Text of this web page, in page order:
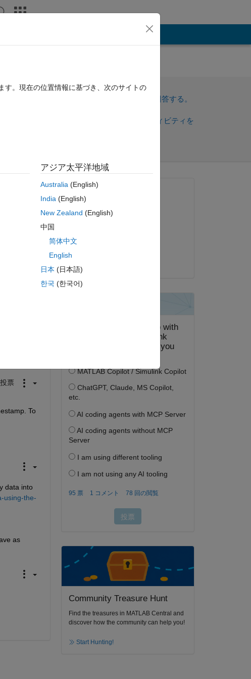
i
that
サインインしてこの質問に回答する。
サインインしてアクティビティを
コメントを表示
に回答する。
票
To
data into
using-the-
as
2017 年 6 月 14 日
コメント済み:
Community Treasure Hunt
Find the treasures in MATLAB Central and
discover how the community can help you!
Start Hunting!
す。現在の位置情報に基づき、次のサイトの
アジア太平洋地域
Australia(English)
India(English)
New Zealand (English)
中国
简体中文
English
日本 (日本語)
한국 (한국어)